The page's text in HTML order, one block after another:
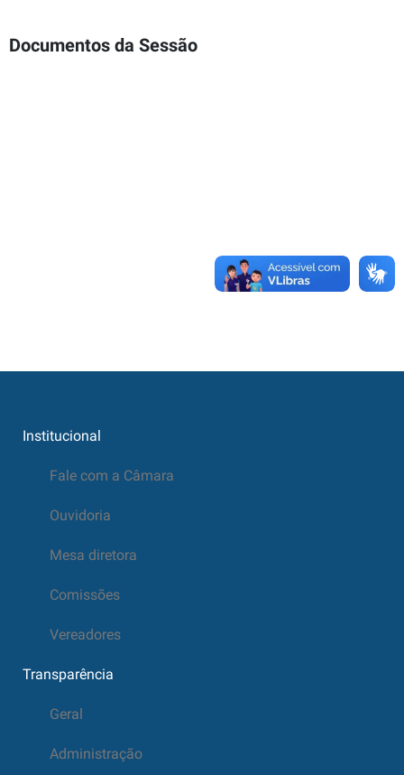
Documentos da Sessão
Institucional
Fale com a Câmara
Ouvidoria
Mesa diretora
Comissões
Vereadores
Transparência
Geral
Administração